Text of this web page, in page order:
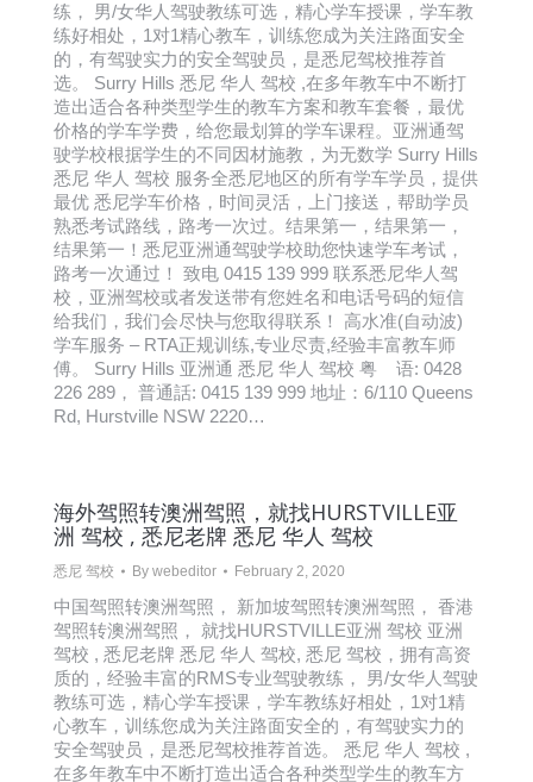
练， 男/女华人驾驶教练可选，精心学车授课，学车教
练好相处，1对1精心教车，训练您成为关注路面安全
的，有驾驶实力的安全驾驶员，是悉尼驾校推荐首
选。 Surry Hills 悉尼 华人 驾校 ,在多年教车中不断打
造出适合各种类型学生的教车方案和教车套餐，最优
价格的学车学费，给您最划算的学车课程。亚洲通驾
驶学校根据学生的不同因材施教，为无数学 Surry Hills
悉尼 华人 驾校 服务全悉尼地区的所有学车学员，提供
最优 悉尼学车价格，时间灵活，上门接送，帮助学员
熟悉考试路线，路考一次过。结果第一，结果第一，
结果第一！悉尼亚洲通驾驶学校助您快速学车考试，
路考一次通过！ 致电 0415 139 999 联系悉尼华人驾
校，亚洲驾校或者发送带有您姓名和电话号码的短信
给我们，我们会尽快与您取得联系！ 高水准(自动波)
学车服务 – RTA正规训练,专业尽责,经验丰富教车师
傅。 Surry Hills 亚洲通 悉尼 华人 驾校 粤 语: 0428
226 289， 普通話: 0415 139 999 地址：6/110 Queens
Rd, Hurstville NSW 2220…
海外驾照转澳洲驾照，就找HURSTVILLE亚
洲 驾校 , 悉尼老牌 悉尼 华人 驾校
悉尼 驾校 By webeditor February 2, 2020
中国驾照转澳洲驾照， 新加坡驾照转澳洲驾照， 香港
驾照转澳洲驾照， 就找HURSTVILLE亚洲 驾校 亚洲
驾校 , 悉尼老牌 悉尼 华人 驾校, 悉尼 驾校，拥有高资
质的，经验丰富的RMS专业驾驶教练， 男/女华人驾驶
教练可选，精心学车授课，学车教练好相处，1对1精
心教车，训练您成为关注路面安全的，有驾驶实力的
安全驾驶员，是悉尼驾校推荐首选。 悉尼 华人 驾校 ,
在多年教车中不断打造出适合各种类型学生的教车方